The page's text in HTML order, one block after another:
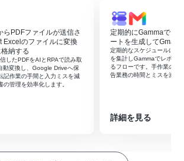
ーでGoogleフォームを選択し、「フォーム
されたら」というアクションを設定します。
レーションでAI機能を選択し、「テキストを
クションを設定し、フォームの回答内容をも
ントを分析させます。
レーションでSlackの「チャンネルにメッセ
ルへ通知します。
らPDFファイルが送信さ
Excelのファイルに変換
納する
したPDFをAIとRPAで読み取
動変換し、Google Driveへ保
記作業の手間と入力ミスを減
の管理を効率化します。
定期的にGammaでフ
ートを生成してGmail
定期的なスケジュールに合
を集計しGammaでレポー
るフローです。手作業の集
告業務の時間とミスを減ら
詳細を見る